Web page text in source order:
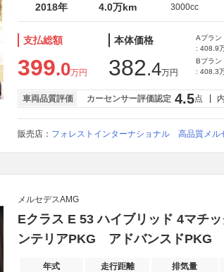
2018年 4.0万km 3000cc
支払総額
399.0万円
本体価格
382.4万円
Aプラン
: 408.9
Bプラン
: 408.3
車両品質評価 カーセンサー評価認定 4.5点
販売店： フォレストインターナショナル 高品質メル
メルセデスAMG
Eクラス E 53 ハイブリッド 4マチ
ンテリアPKG アドバンスドPKG
年式 走行距離 排気量